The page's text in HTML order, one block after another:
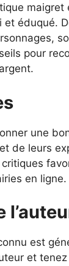
éduqué.
pour
une
de leurs
en ligne.
est
et